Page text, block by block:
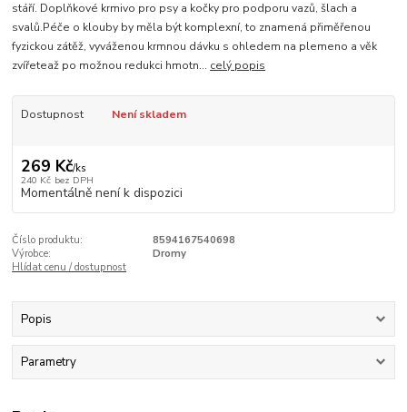
stáří. Doplňkové krmivo pro psy a kočky pro podporu vazů, šlach a
svalů.Péče o klouby by měla být komplexní, to znamená přiměřenou
fyzickou zátěž, vyváženou krmnou dávku s ohledem na plemeno a věk
zvířeteaž po možnou redukci hmotn... celý popis
Dostupnost Není skladem
269 Kč/ks
240 Kč bez DPH
Momentálně není k dispozici
Číslo produktu:
8594167540698
Výrobce:
Dromy
Hlídat cenu / dostupnost
Popis
Parametry